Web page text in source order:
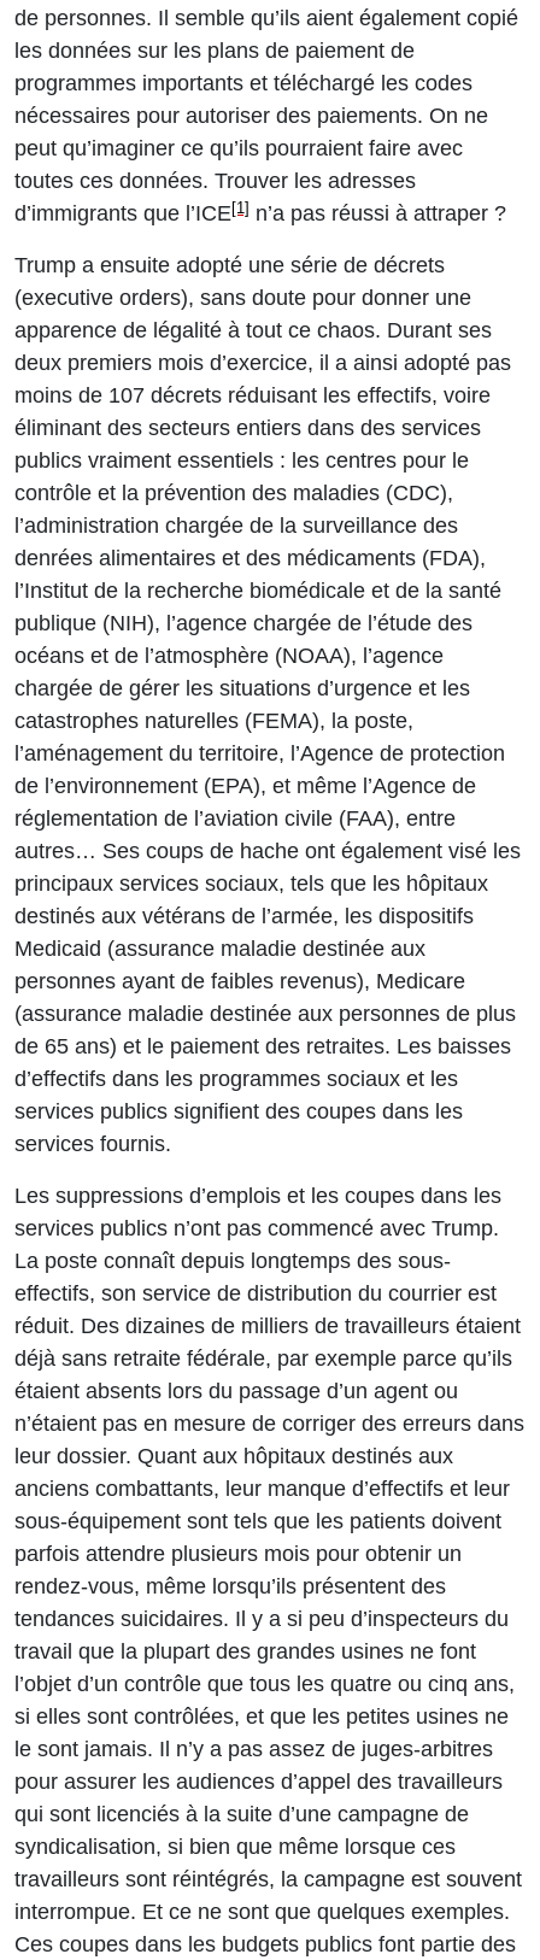
de personnes. Il semble qu’ils aient également copié
les données sur les plans de paiement de
programmes importants et téléchargé les codes
nécessaires pour autoriser des paiements. On ne
peut qu’imaginer ce qu’ils pourraient faire avec
toutes ces données. Trouver les adresses
d’immigrants que l’ICE[1] n’a pas réussi à attraper ?
Trump a ensuite adopté une série de décrets
(executive orders), sans doute pour donner une
apparence de légalité à tout ce chaos. Durant ses
deux premiers mois d’exercice, il a ainsi adopté pas
moins de 107 décrets réduisant les effectifs, voire
éliminant des secteurs entiers dans des services
publics vraiment essentiels : les centres pour le
contrôle et la prévention des maladies (CDC),
l’administration chargée de la surveillance des
denrées alimentaires et des médicaments (FDA),
l’Institut de la recherche biomédicale et de la santé
publique (NIH), l’agence chargée de l’étude des
océans et de l’atmosphère (NOAA), l’agence
chargée de gérer les situations d’urgence et les
catastrophes naturelles (FEMA), la poste,
l’aménagement du territoire, l’Agence de protection
de l’environnement (EPA), et même l’Agence de
réglementation de l’aviation civile (FAA), entre
autres… Ses coups de hache ont également visé les
principaux services sociaux, tels que les hôpitaux
destinés aux vétérans de l’armée, les dispositifs
Medicaid (assurance maladie destinée aux
personnes ayant de faibles revenus), Medicare
(assurance maladie destinée aux personnes de plus
de 65 ans) et le paiement des retraites. Les baisses
d’effectifs dans les programmes sociaux et les
services publics signifient des coupes dans les
services fournis.
Les suppressions d’emplois et les coupes dans les
services publics n’ont pas commencé avec Trump.
La poste connaît depuis longtemps des sous-
effectifs, son service de distribution du courrier est
réduit. Des dizaines de milliers de travailleurs étaient
déjà sans retraite fédérale, par exemple parce qu’ils
étaient absents lors du passage d’un agent ou
n’étaient pas en mesure de corriger des erreurs dans
leur dossier. Quant aux hôpitaux destinés aux
anciens combattants, leur manque d’effectifs et leur
sous-équipement sont tels que les patients doivent
parfois attendre plusieurs mois pour obtenir un
rendez-vous, même lorsqu’ils présentent des
tendances suicidaires. Il y a si peu d’inspecteurs du
travail que la plupart des grandes usines ne font
l’objet d’un contrôle que tous les quatre ou cinq ans,
si elles sont contrôlées, et que les petites usines ne
le sont jamais. Il n’y a pas assez de juges-arbitres
pour assurer les audiences d’appel des travailleurs
qui sont licenciés à la suite d’une campagne de
syndicalisation, si bien que même lorsque ces
travailleurs sont réintégrés, la campagne est souvent
interrompue. Et ce ne sont que quelques exemples.
Ces coupes dans les budgets publics font partie des